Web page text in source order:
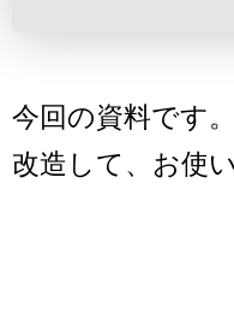
今回の資料です
改造して、お使